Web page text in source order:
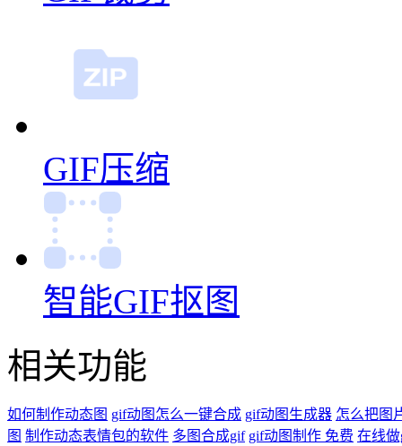
GIF压缩
智能GIF抠图
相关功能
如何制作动态图 gif动图怎么一键合成 gif动图生成器 怎么把图
图 制作动态表情包的软件 多图合成gif gif动图制作 免费 在线